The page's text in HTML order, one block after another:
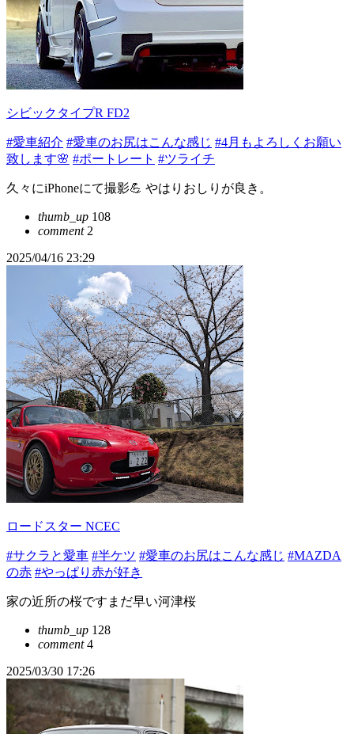
シビックタイプR FD2
#愛車紹介 #愛車のお尻はこんな感じ #4月もよろしくお願い
致します🌸 #ポートレート #ツライチ
久々にiPhoneにて撮影💪 やはりおしりが良き。
thumb_up 108
comment2
2025/04/16 23:29
ロードスター NCEC
#サクラと愛車 #半ケツ #愛車のお尻はこんな感じ #MAZDA
の赤 #やっぱり赤が好き
家の近所の桜ですまだ早い河津桜
thumb_up 128
comment4
2025/03/30 17:26